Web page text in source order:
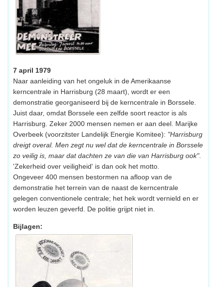
7 april 1979
Naar aanleiding van het ongeluk in de Amerikaanse
kerncentrale in Harrisburg (28 maart), wordt er een
demonstratie georganiseerd bij de kerncentrale in Borssele.
Juist daar, omdat Borssele een zelfde soort reactor is als
Harrisburg. Zeker 2000 mensen nemen er aan deel. Marijke
Overbeek (voorzitster Landelijk Energie Komitee): "Harrisburg
dreigt overal. Men zegt nu wel dat de kerncentrale in Borssele
zo veilig is, maar dat dachten ze van die van Harrisburg ook".
'Zekerheid over veiligheid' is dan ook het motto.
Ongeveer 400 mensen bestormen na afloop van de
demonstratie het terrein van de naast de kerncentrale
gelegen conventionele centrale; het hek wordt vernield en er
worden leuzen geverfd. De politie grijpt niet in.
Bijlagen: